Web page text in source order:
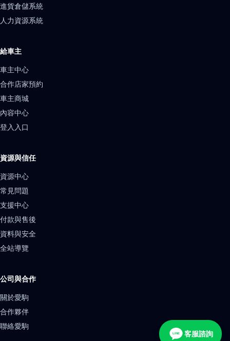
進貨倉儲系統
人力資源系統
給車主
車主中心
合作店家預約
車主商城
內容中心
登入入口
資源與信任
資源中心
常見問題
支援中心
付款與售後
資料與安全
全站導覽
公司與合作
關於愛駒
合作夥伴
聯絡愛駒
LINE 客服諮詢